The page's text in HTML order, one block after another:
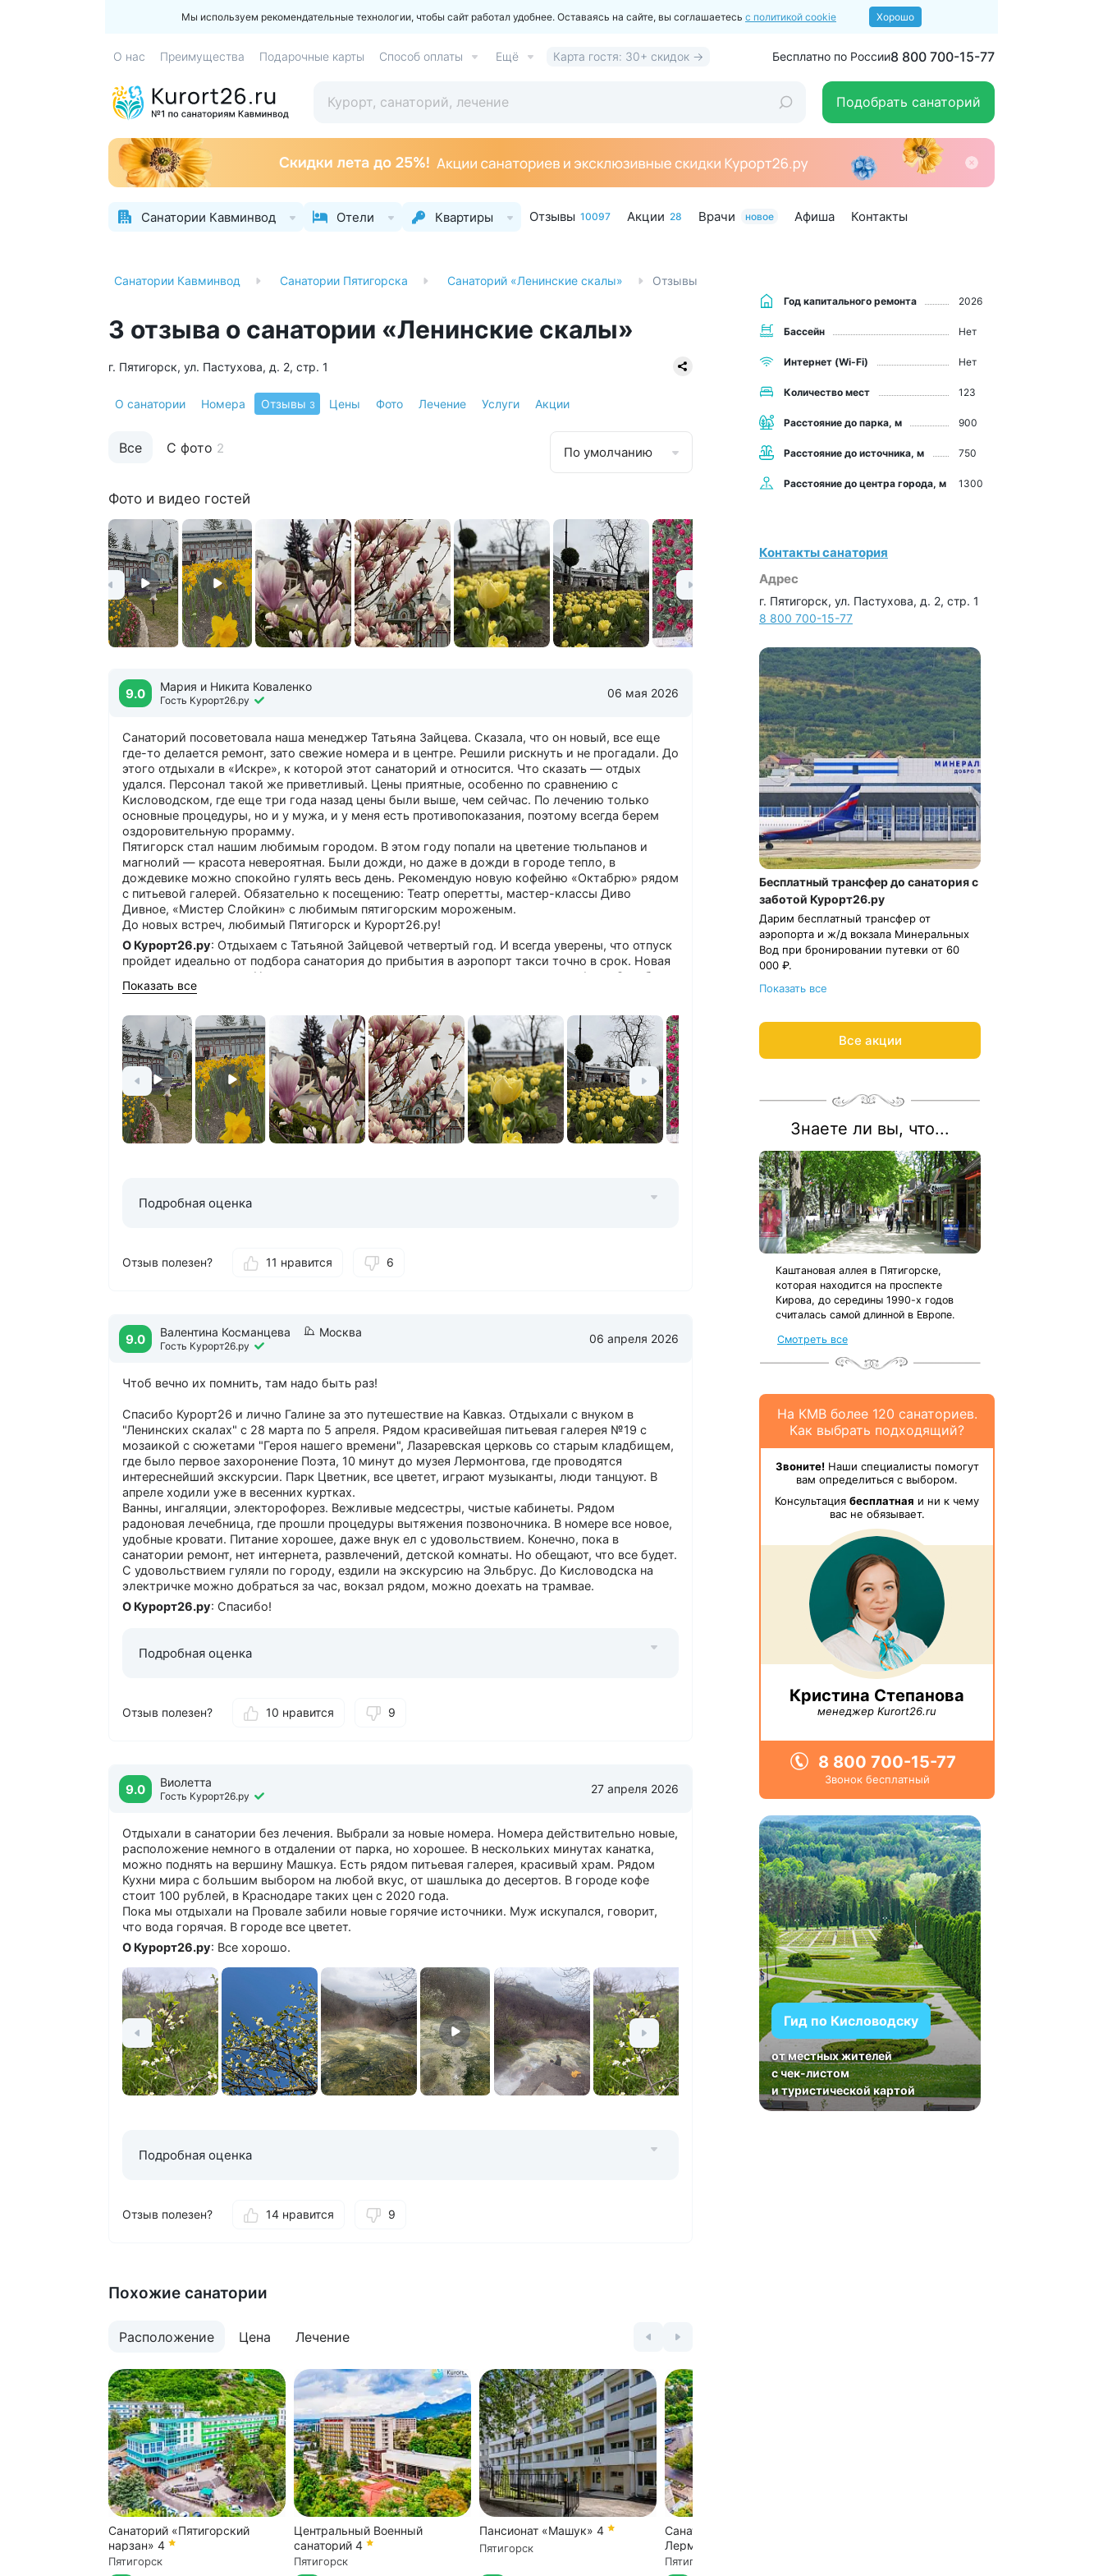
Мы используем рекомендательные технологии, чтобы сайт работал удобнее. Оставаясь на сайте, вы соглашаетесь с политикой cookie Хорошо
О нас Преимущества Подарочные карты Способ оплаты Ещё Карта гостя: 30+ скидок → Бесплатно по России8 800 700-15-77
Подобрать санаторий
Санатории Кавминвод Отели Квартиры Отзывы 10097 Акции 28 Врачи новое Афиша Контакты
Санатории Кавминвод Санатории Пятигорска Санаторий «Ленинские скалы» Отзывы
3 отзыва о санатории «Ленинские скалы»
г. Пятигорск, ул. Пастухова, д. 2, стр. 1
О санатории Номера Отзывы 3 Цены Фото Лечение Услуги Акции
Все С фото 2 По умолчанию
Фото и видео гостей
9.0 Мария и Никита Коваленко
Гость Курорт26.ру
06 мая 2026
Санаторий посоветовала наша менеджер Татьяна Зайцева. Сказала, что он новый, все еще
где-то делается ремонт, зато свежие номера и в центре. Решили рискнуть и не прогадали. До
этого отдыхали в «Искре», к которой этот санаторий и относится. Что сказать — отдых
удался. Персонал такой же приветливый. Цены приятные, особенно по сравнению с
Кисловодском, где еще три года назад цены были выше, чем сейчас. По лечению только
основные процедуры, но и у мужа, и у меня есть противопоказания, поэтому всегда берем
оздоровительную прорамму.
Пятигорск стал нашим любимым городом. В этом году попали на цветение тюльпанов и
магнолий — красота невероятная. Были дожди, но даже в дожди в городе тепло, в
дождевике можно спокойно гулять весь день. Рекомендую новую кофейню «Октабрю» рядом
с питьевой галерей. Обязательно к посещению: Театр оперетты, мастер-классы Диво
Дивное, «Мистер Слойкин» с любимым пятигорским мороженым.
До новых встреч, любимый Пятигорск и Курорт26.ру!
О Курорт26.ру: Отдыхаем с Татьяной Зайцевой четвертый год. И всегда уверены, что отпуск
пройдет идеально от подбора санатория до прибытия в аэропорт такси точно в срок. Новая
чудесная карта гостя. Надеемся в следующем году увидеть там скидки на кофе в «Октабрю».
Показать все
Подробная оценка
Отзыв полезен? 11 нравится 6
9.0 Валентина Косманцева
Гость Курорт26.ру
Москва 06 апреля 2026
Чтоб вечно их помнить, там надо быть раз!
Спасибо Курорт26 и лично Галине за это путешествие на Кавказ. Отдыхали с внуком в
"Ленинских скалах" с 28 марта по 5 апреля. Рядом красивейшая питьевая галерея №19 с
мозаикой с сюжетами "Героя нашего времени", Лазаревская церковь со старым кладбищем,
где было первое захоронение Поэта, 10 минут до музея Лермонтова, где проводятся
интереснейший экскурсии. Парк Цветник, все цветет, играют музыканты, люди танцуют. В
апреле ходили уже в весенних куртках.
Ванны, ингаляции, электорофорез. Вежливые медсестры, чистые кабинеты. Рядом
радоновая лечебница, где прошли процедуры вытяжения позвоночника. В номере все новое,
удобные кровати. Питание хорошее, даже внук ел с удовольствием. Конечно, пока в
санатории ремонт, нет интернета, развлечений, детской комнаты. Но обещают, что все будет.
С удовольствием гуляли по городу, ездили на экскурсию на Эльбрус. До Кисловодска на
электричке можно добраться за час, вокзал рядом, можно доехать на трамвае.
О Курорт26.ру: Спасибо!
Подробная оценка
Отзыв полезен? 10 нравится 9
9.0 Виолетта
Гость Курорт26.ру
27 апреля 2026
Отдыхали в санатории без лечения. Выбрали за новые номера. Номера действительно новые,
расположение немного в отдалении от парка, но хорошее. В нескольких минутах канатка,
можно поднять на вершину Машкуа. Есть рядом питьевая галерея, красивый храм. Рядом
Кухни мира с большим выбором на любой вкус, от шашлыка до десертов. В городе кофе
стоит 100 рублей, в Краснодаре таких цен с 2020 года.
Пока мы отдыхали на Провале забили новые горячие источники. Муж искупался, говорит,
что вода горячая. В городе все цветет.
О Курорт26.ру: Все хорошо.
Подробная оценка
Отзыв полезен? 14 нравится 9
Похожие санатории
Расположение Цена Лечение
Санаторий «Пятигорский
нарзан» 4
Пятигорск
Центральный Военный
санаторий 4
Пятигорск
Пансионат «Машук» 4
Пятигорск
Санаторий «им. М. Ю.
Лермонтова»
Пятигорск
Год капитального ремонта 2026
Бассейн Нет
Интернет (Wi-Fi) Нет
Количество мест 123
Расстояние до парка, м 900
Расстояние до источника, м 750
Расстояние до центра города, м 1300
Контакты санатория
Адрес
г. Пятигорск, ул. Пастухова, д. 2, стр. 1
8 800 700-15-77
Бесплатный трансфер до санатория с
заботой Курорт26.ру
Дарим бесплатный трансфер от
аэропорта и ж/д вокзала Минеральных
Вод при бронировании путевки от 60
000 ₽.
С теплом и заботой, Курорт26.ру
8 800 700-15-77
Показать все
Все акции
Знаете ли вы, что...
Каштановая аллея в Пятигорске,
которая находится на проспекте
Кирова, до середины 1990-х годов
считалась самой длинной в Европе.
Смотреть все
На КМВ более 120 санаториев.
Как выбрать подходящий?
Звоните!Наши специалисты помогут
вам определиться с выбором.
Консультация бесплатная и ни к чему
вас не обязывает.
Кристина Степанова
менеджер Kurort26.ru
8 800 700-15-77
Звонок бесплатный
Гид по Кисловодску
от местных жителей
с чек-листом
и туристической картой